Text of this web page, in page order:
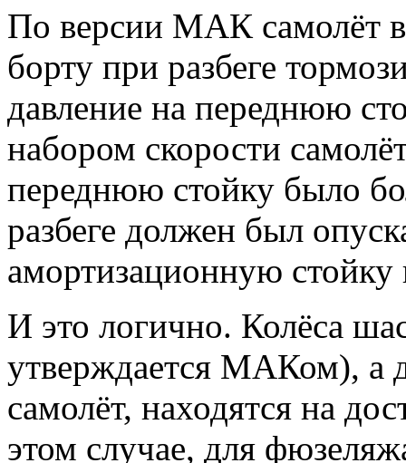
По версии МАК самолёт
борту при разбеге
давление на переднюю
набором скорости
переднюю стойку было
разбеге должен был
амортизационную
И это логично. Колёса
утверждается МАКом), а
самолёт, находятся на
этом случае, для